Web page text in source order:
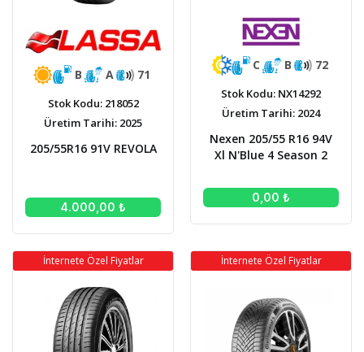
B A 71
Stok Kodu: 218052
Üretim Tarihi: 2025
205/55R16 91V REVOLA
4.000,00 ₺
C B 72
Stok Kodu: NX14292
Üretim Tarihi: 2024
Nexen 205/55 R16 94V
Xl N'Blue 4 Season 2
0,00 ₺
İnternete Özel Fiyatlar İnternete Özel Fiyatlar